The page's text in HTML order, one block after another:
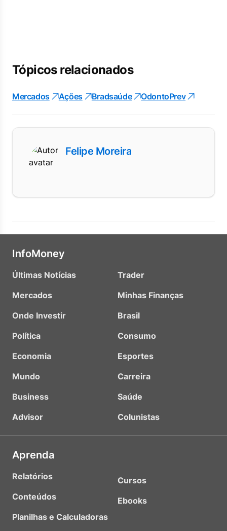
Tópicos relacionados
Mercados Ações Bradsaúde OdontoPrev
Felipe Moreira
InfoMoney
Últimas Notícias
Mercados
Onde Investir
Política
Economia
Mundo
Business
Advisor
Trader
Minhas Finanças
Brasil
Consumo
Esportes
Carreira
Saúde
Colunistas
Aprenda
Relatórios
Conteúdos
Planilhas e Calculadoras
Cursos
Ebooks